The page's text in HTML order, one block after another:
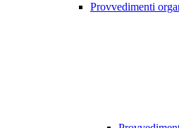
Provvedimenti